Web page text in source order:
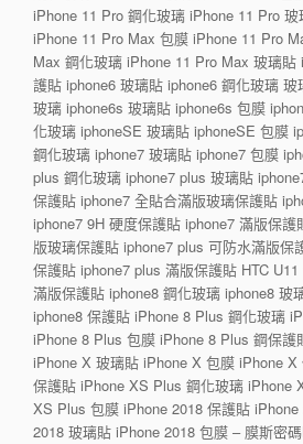
iPhone 11 Pro 鋼化玻璃 iPhone 11 Pro
iPhone 11 Pro Max 包膜 iPhone 11 Pro
Max 鋼化玻璃 iPhone 11 Pro Max 玻璃貼
護貼 iphone6 玻璃貼 iphone6 鋼化玻璃
玻璃 iphone6s 玻璃貼 iphone6s 包膜
化玻璃 iphoneSE 玻璃貼 iphoneSE 包膜
鋼化玻璃 iphone7 玻璃貼 iphone7 包膜
plus 鋼化玻璃 iphone7 plus 玻璃貼
保護貼 iphone7 全貼合滿版玻璃保護貼
iphone7 9H 硬度保護貼 iphone7 滿版保
版玻璃保護貼 iphone7 plus 可防水滿版保
保護貼 iphone7 plus 滿版保護貼 HTC
滿版保護貼 iphone8 鋼化玻璃 iphone8 玻
iphone8 保護貼 iPhone 8 Plus 鋼化玻璃
iPhone 8 Plus 包膜 iPhone 8 Plus 鋼保護
iPhone X 玻璃貼 iPhone X 包膜 iPhone
保護貼 iPhone XS Plus 鋼化玻璃 iPhone
XS Plus 包膜 iPhone 2018 保護貼
2018 玻璃貼 iPhone 2018 包膜 – 膜斯密